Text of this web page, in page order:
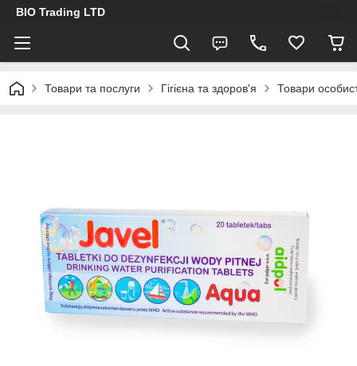
BIO Trading LTD
Товари та послуги Гігієна та здоров'я Товари